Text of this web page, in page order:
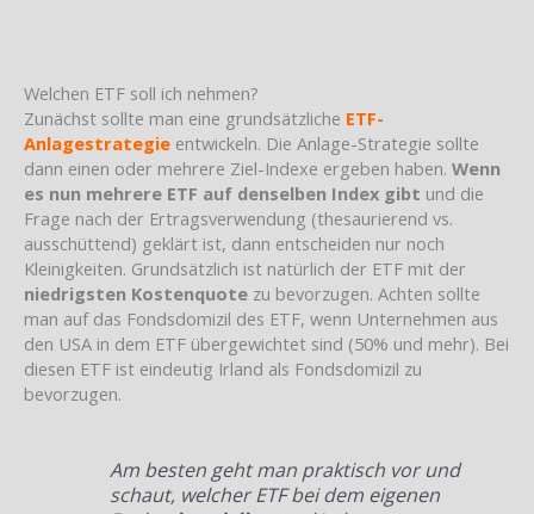
Welchen ETF soll ich nehmen?
Zunächst sollte man eine grundsätzliche ETF-
Anlagestrategie entwickeln. Die Anlage-Strategie sollte
dann einen oder mehrere Ziel-Indexe ergeben haben. Wenn
es nun mehrere ETF auf denselben Index gibt und die
Frage nach der Ertragsverwendung (thesaurierend vs.
ausschüttend) geklärt ist, dann entscheiden nur noch
Kleinigkeiten. Grundsätzlich ist natürlich der ETF mit der
niedrigsten Kostenquote zu bevorzugen. Achten sollte
man auf das Fondsdomizil des ETF, wenn Unternehmen aus
den USA in dem ETF übergewichtet sind (50% und mehr). Bei
diesen ETF ist eindeutig Irland als Fondsdomizil zu
bevorzugen.
Am besten geht man praktisch vor und
schaut, welcher ETF bei dem eigenen